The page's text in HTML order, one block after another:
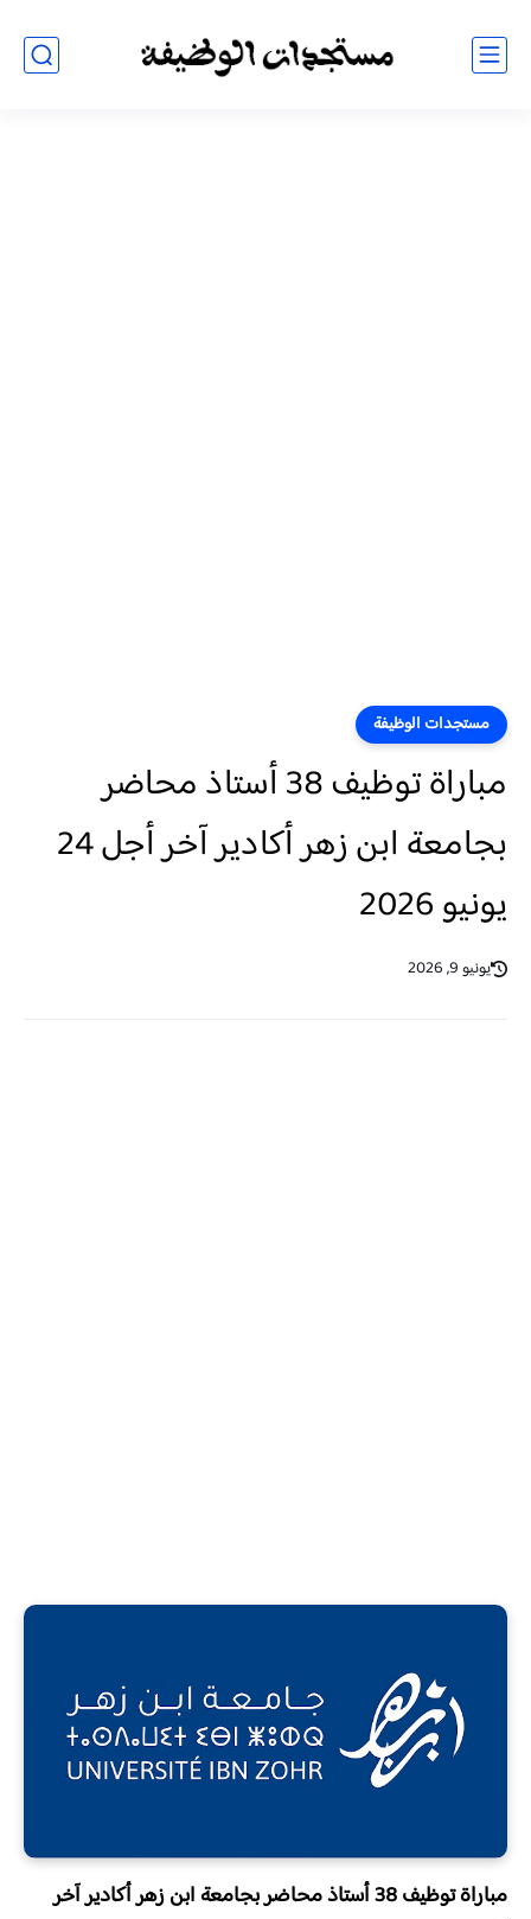
مستجدات الوظيفة
مباراة توظيف 38 أستاذ محاضر
بجامعة ابن زهر أكادير آخر أجل 24
يونيو 2026
يونيو 9, 2026
مباراة توظيف 38 أستاذ محاضر بجامعة ابن زهر أكادير آخر